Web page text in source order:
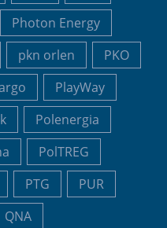
Photon Energy
pkn orlen
PKO
PlayWay
Polenergia
PolTREG
PTG
PUR
QNA